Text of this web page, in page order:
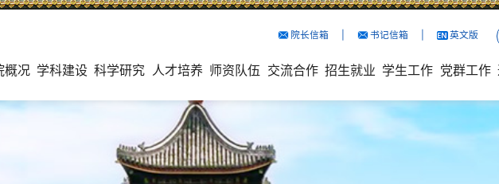
院长信箱
院长信箱
院长信箱
院长信箱
院长信箱
院长信箱
院长信箱
院长信箱
院长信箱
院长信箱
院长信箱
院长信箱
院长信箱
院长信箱
院长信箱
院长信箱
院长信箱
院长信箱
院长信箱
院长信箱
院长信箱
院长信箱
院长信箱
院长信箱
院长信箱
院长信箱
院长信箱
院长信箱
院长信箱
院长信箱
院长信箱
院长信箱
院长信箱
院长信箱
院长信箱
院长信箱
院长信箱
院长信箱
院长信箱
院长信箱
院长信箱
院长信箱
院长信箱
院长信箱
院长信箱
院长信箱
院长信箱
院长信箱
院长信箱
院长信箱
院长信箱
院长信箱
院长信箱
院长信箱
院长信箱
院长信箱
院长信箱
院长信箱
院长信箱
院长信箱
院长信箱
院长信箱
院长信箱